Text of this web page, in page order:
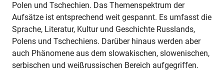
Polen und Tschechien. Das Themenspektrum der
Aufsätze ist entsprechend weit gespannt. Es umfasst die
Sprache, Literatur, Kultur und Geschichte Russlands,
Polens und Tschechiens. Darüber hinaus werden aber
auch Phänomene aus dem slowakischen, slowenischen,
serbischen und weißrussischen Bereich aufgegriffen.